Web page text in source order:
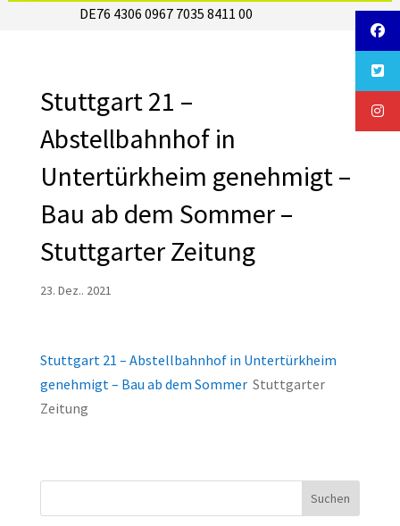
DE76 4306 0967 7035 8411 00
Stuttgart 21 –
Abstellbahnhof in
Untertürkheim genehmigt –
Bau ab dem Sommer –
Stuttgarter Zeitung
23. Dez.. 2021
Stuttgart 21 – Abstellbahnhof in Untertürkheim
genehmigt – Bau ab dem Sommer Stuttgarter
Zeitung
Suchen